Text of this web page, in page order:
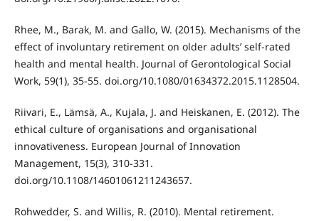
Rhee, M., Barak, M. and Gallo, W. (2015). Mechanisms of the
effect of involuntary retirement on older adults’ self-rated
health and mental health. Journal of Gerontological Social
Work, 59(1), 35-55. doi.org/10.1080/01634372.2015.1128504.
Riivari, E., Lämsä, A., Kujala, J. and Heiskanen, E. (2012). The
ethical culture of organisations and organisational
innovativeness. European Journal of Innovation
Management, 15(3), 310-331.
doi.org/10.1108/14601061211243657.
Rohwedder, S. and Willis, R. (2010). Mental retirement.